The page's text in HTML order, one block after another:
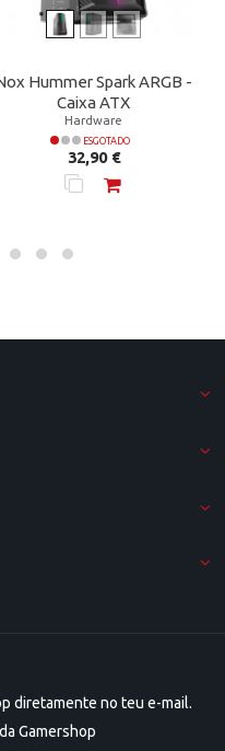
Hummer Spark ARGB -
Caixa ATX
Hardware
ESGOTADO
Preço
32,90 €
diretamente no teu e-mail.
Gamershop